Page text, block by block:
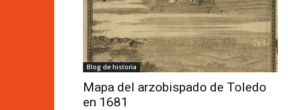
Blog de historia
Mapa del arzobispado de Toledo
en 1681